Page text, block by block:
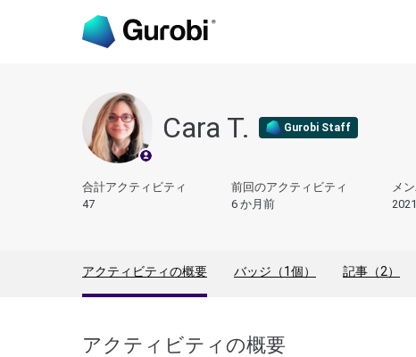
Cara T. Gurobi Staff
合計アクティビティ
47
前回のアクティビティ
6 か月前
メ
アクティビティの概要 バッジ（1個） 記事（2）
アクティビティの概要